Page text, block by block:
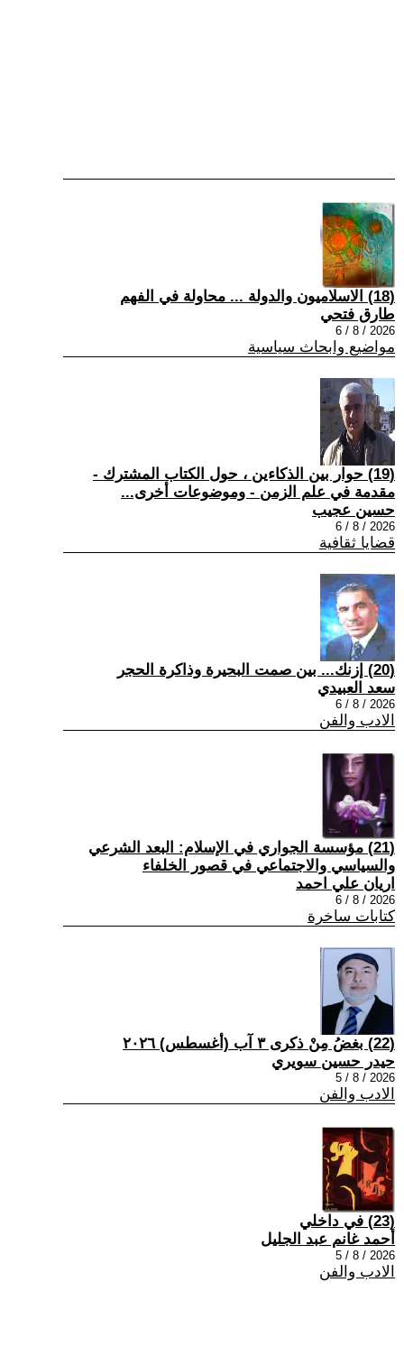
(18) الاسلاميون والدولة ... محاولة في الفهم
طارق فتحي
2026 / 8 / 6
مواضيع وابحاث سياسية
(19) حوار بين الذكاءين ، حول الكتاب المشترك -
مقدمة في علم الزمن - وموضوعات أخرى...
حسين عجيب
2026 / 8 / 6
قضايا ثقافية
(20) إزنك... بين صمت البحيرة وذاكرة الحجر
سعد العبيدي
2026 / 8 / 6
الادب والفن
(21) مؤسسة الجواري في الإسلام: البعد الشرعي
والسياسي والاجتماعي في قصور الخلفاء
اريان علي احمد
2026 / 8 / 6
كتابات ساخرة
(22) بغضُ مِنْ ذكرى ٣ آب (أغسطس) ٢٠٢٦
حيدر حسين سويري
2026 / 8 / 5
الادب والفن
(23) في داخلي
أحمد غانم عبد الجليل
2026 / 8 / 5
الادب والفن